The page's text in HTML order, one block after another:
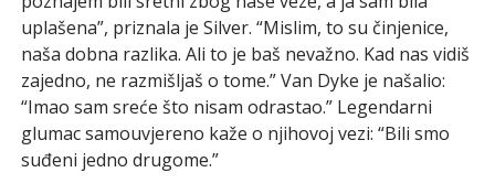
uplašena”, priznala je Silver. “Mislim, to su činjenice,
naša dobna razlika. Ali to je baš nevažno. Kad nas vidiš
zajedno, ne razmišljaš o tome.” Van Dyke je našalio:
“Imao sam sreće što nisam odrastao.” Legendarni
glumac samouvjereno kaže o njihovoj vezi: “Bili smo
suđeni jedno drugome.”